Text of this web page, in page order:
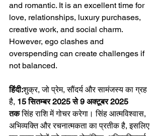
and romantic. It is an excellent time for
love, relationships, luxury purchases,
creative work, and social charm.
However, ego clashes and
overspending can create challenges if
not balanced.
हिंदी:शुक्र, जो प्रेम, सौंदर्य और सामंजस्य का ग्रह
है, 15 सितम्बर 2025 से 9 अक्टूबर 2025
तक सिंह राशि में गोचर करेगा। सिंह आत्मविश्वास,
अभिव्यक्ति और रचनात्मकता का प्रतीक है, इसलिए